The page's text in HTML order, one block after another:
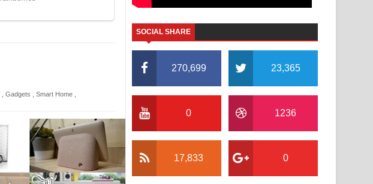
Gadgets Smart Home
SOCIAL SHARE
270,699 23,365
0 1236
17,833 0